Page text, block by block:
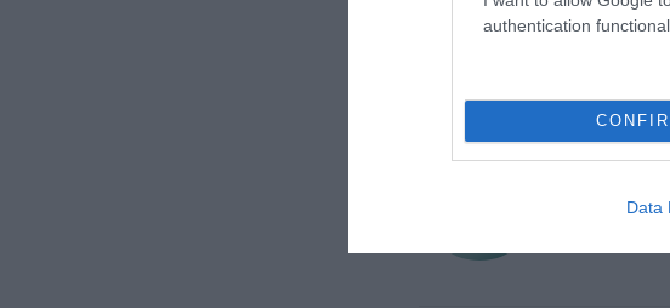
authentication
Data
GIORGIO